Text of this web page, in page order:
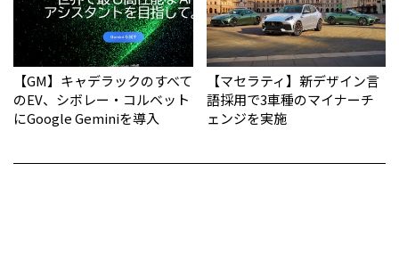
【GM】キャデラックのすべて
のEV、シボレー・コルベット
にGoogle Geminiを導入
【マセラティ】新デザイン言
語採用で3車種のマイナーチ
ェンジを実施